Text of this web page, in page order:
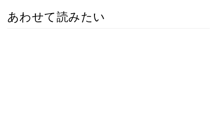
あわせて読みたい